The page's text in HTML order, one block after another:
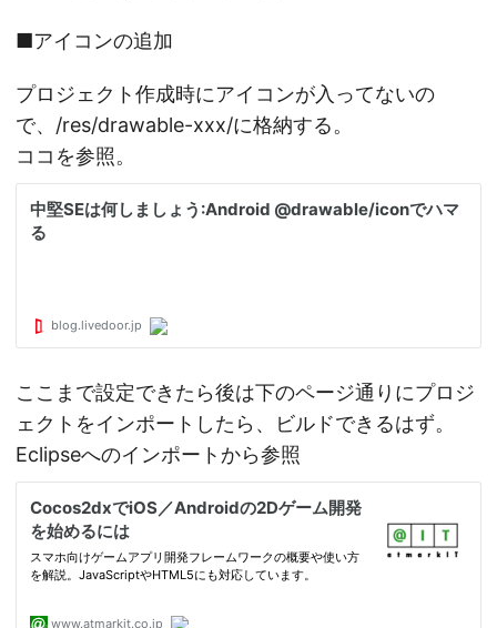
■アイコンの追加
プロジェクト作成時にアイコンが入ってないの
で、/res/drawable-xxx/に格納する。
ココを参照。
ここまで設定できたら後は下のページ通りにプロジ
ェクトをインポートしたら、ビルドできるはず。
Eclipseへのインポートから参照